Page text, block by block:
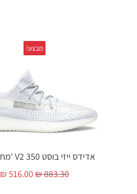
מבצע!
אדידס ייזי בוסט 350 V2 'מחזיר אור'
₪883.30
₪516.00